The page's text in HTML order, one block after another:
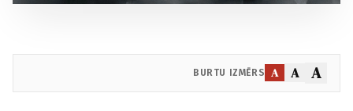
BURTU IZMĒRS A A A